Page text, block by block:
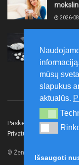
2026-
2026-
Paskelbk naujieną
Privatumo politika
© Žemaitijos gidas.
mūsų
slapukus
aktualūs.
Išsaugoti